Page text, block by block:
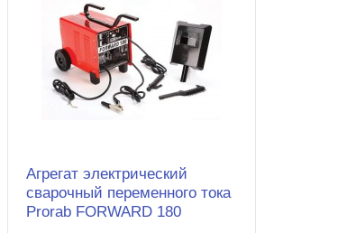
Агрегат электрический
сварочный переменного тока
Prorab FORWARD 180